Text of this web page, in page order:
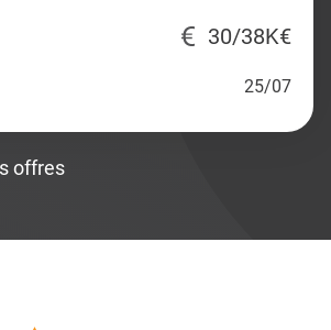
30/38K€
25/07
offres